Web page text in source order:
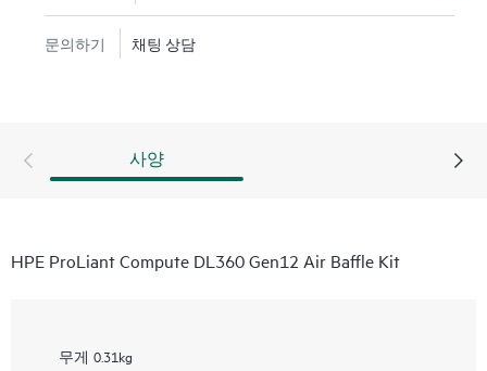
문의하기 채팅 상담
사양
HPE ProLiant Compute DL360 Gen12 Air Baffle Kit
무게 0.31kg